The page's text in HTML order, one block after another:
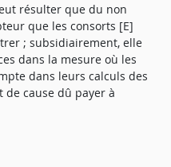
résulter que du non
que les consorts [E]
; subsidiairement, elle
dans la mesure où les
dans leurs calculs des
cause dû payer à